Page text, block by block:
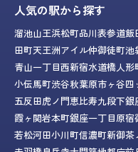
人気の駅から探す
溜池山王浜松町品川表参道飯
田町天王洲アイル仲御徒町池
青山一丁目西新宿水道橋人形
小伝馬町渋谷秋葉原市ヶ谷四
五反田虎ノ門恵比寿九段下銀
霞ヶ関岩本町銀座一丁目原宿
若松河田小川町信濃町新御茶